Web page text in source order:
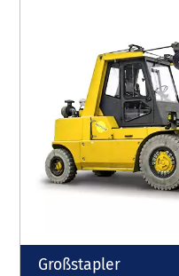
Großstapler